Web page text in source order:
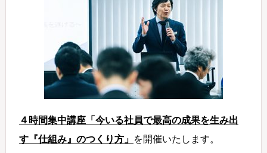
４時間集中講座「今いる社員で最高の成果を生み出
す『仕組み』のつくり方」 を開催いたします。